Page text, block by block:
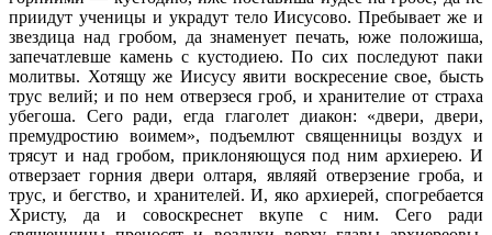
приидут ученицы и украдут тело Иисусово. Пребывает же и
звездица над гробом, да знаменует печать, юже положиша,
запечатлевше камень с кустодиею. По сих последуют паки
молитвы. Хотящу же Иисусу явити воскресение свое, бысть
трус велий; и по нем отверзеся гроб, и хранителие от страха
убегоша. Сего ради, егда глаголет диакон: «двери, двери,
премудростию воимем», подъемлют священницы воздух и
трясут и над гробом, приклоняющуся под ним архиерею. И
отверзает горния двери олтаря, являяй отверзение гроба, и
трус, и бегство, и хранителей. И, яко архиерей, спогребается
Христу, да и совоскреснет вкупе с ним. Сего ради